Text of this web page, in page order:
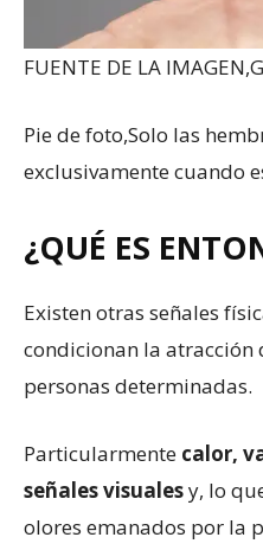
FUENTE DE LA IMAGEN,
Pie de foto,Solo las
exclusivamente cuando
¿QUÉ ES
Existen otras señales
condicionan la atracción
personas determinadas.
Particularmente calor,
señales visualesy, lo
olores emanados por la